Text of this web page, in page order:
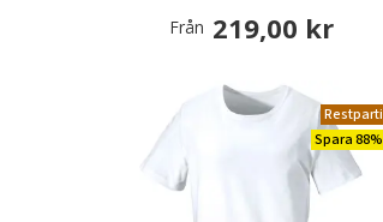
Från 219,00 kr
Restparti
Spara 88%